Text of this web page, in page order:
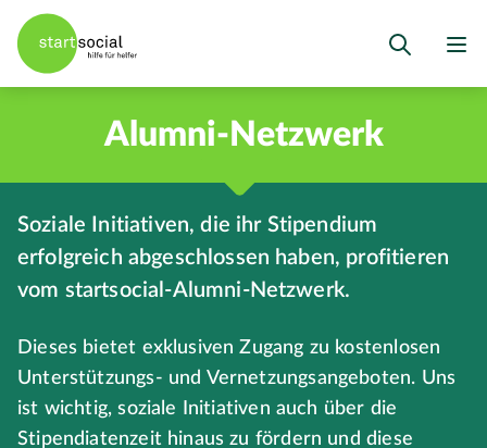
Alumni-Netzwerk
Soziale Initiativen, die ihr Stipendium
erfolgreich abgeschlossen haben, profitieren
vom startsocial-Alumni-Netzwerk.
Dieses bietet exklusiven Zugang zu kostenlosen
Unterstützungs- und Vernetzungsangeboten. Uns
ist wichtig, soziale Initiativen auch über die
Stipendiatenzeit hinaus zu fördern und diese